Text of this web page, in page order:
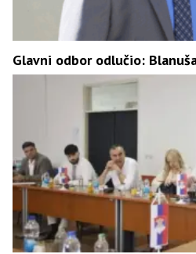
Glavni odbor odlučio: